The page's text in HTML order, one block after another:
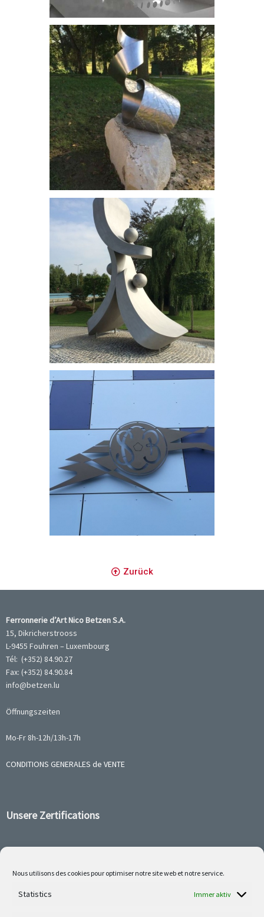
Nous utilisons des cookies pour optimiser notre site web et notre service.
Statistics Immer aktiv
Zurück
Ferronnerie d’Art Nico Betzen S.A.
15, Dikricherstrooss
L-9455 Fouhren – Luxembourg
Tél: (+352) 84.90.27
Fax: (+352) 84.90.84
info@betzen.lu
Öffnungszeiten
Mo-Fr 8h-12h/13h-17h
CONDITIONS GENERALES de VENTE
Unsere Zertifications
Follow us on social media